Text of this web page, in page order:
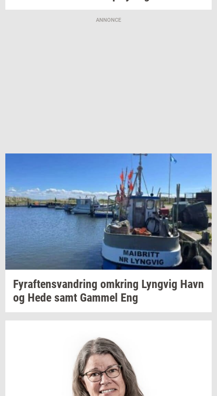
ANNONCE
Fyraf­tensvan­dring om­kring Lyng­vig Havn
og Hede samt Gam­mel Eng